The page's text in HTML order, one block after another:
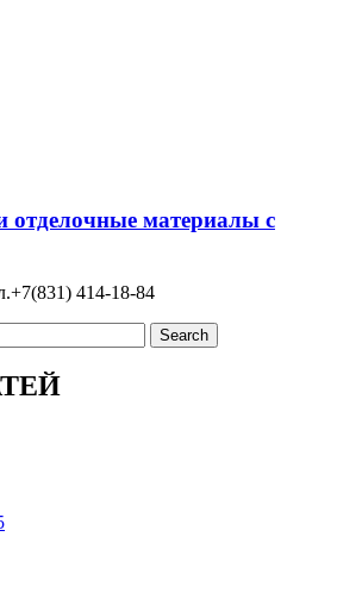
отделочные материалы с
414-18-84